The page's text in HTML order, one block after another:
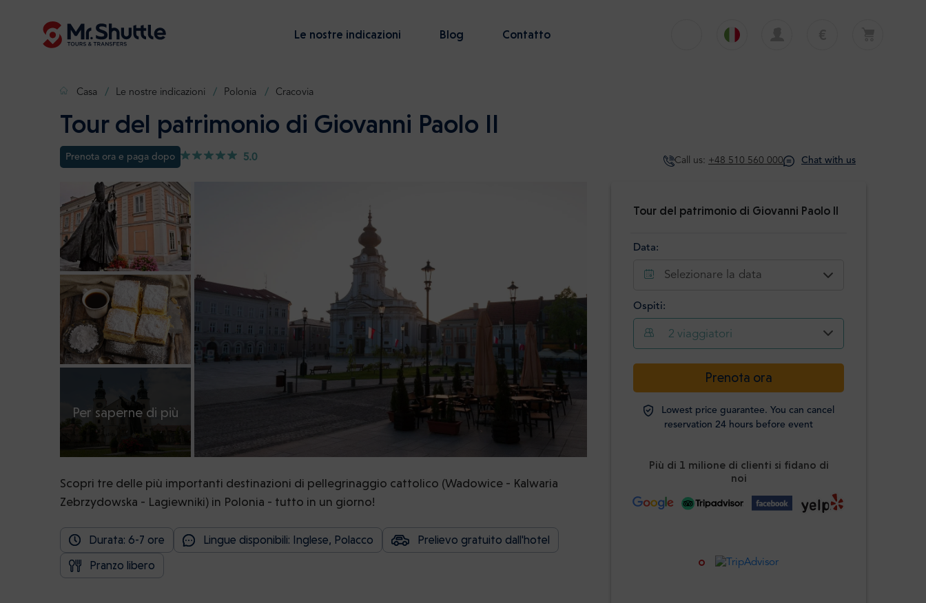
Le nostre indicazioni Blog Contatto
Italiano $ USD
Casa Le nostre indicazioni Polonia Cracovia
Tour del patrimonio di Giovanni Paolo II
Prenota ora e paga dopo 5.0 Call us: +48 510 560 000 Chat with us
Per saperne di più
Scopri tre delle più importanti destinazioni di pellegrinaggio cattolico (Wadowice - Kalwaria
Zebrzydowska - Lagiewniki) in Polonia - tutto in un giorno!
Durata: 6-7 ore Lingue disponibili: Inglese, Polacco
Prelievo gratuito dall'hotel
Pranzo libero
Tour del patrimonio di Giovanni Paolo II
Data:
Selezionare la data
Ospiti:
2 viaggiatori
-
Studenti -
I bambini - +
Prenota ora
Lowest price guarantee. You can cancel
reservation 24 hours before event
Più di 1 milione di clienti si fidano di
noi